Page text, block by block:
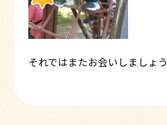
それではまたお会いしましょう